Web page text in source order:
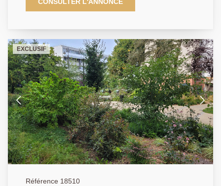
dégagée et lumineuse. Il se compose d'une entrée
ouvrant sur un balcon exposé Sud, idéal pour profiter
des beaux jours, d'une cuisine indépendante avec
cellier. L'espace nuit, comprend trois chambres avec
rangements, une salle d'eau et WC séparé. Un
parking extérieur et une cave complètent ce bien. Un
cadre de vie agréable pour couple ou famille, entre
verdure et proximité immédiate des commerces et
transports. Contactez nous au 01.39.04.09.09
EXCLUSIF
Référence 18510